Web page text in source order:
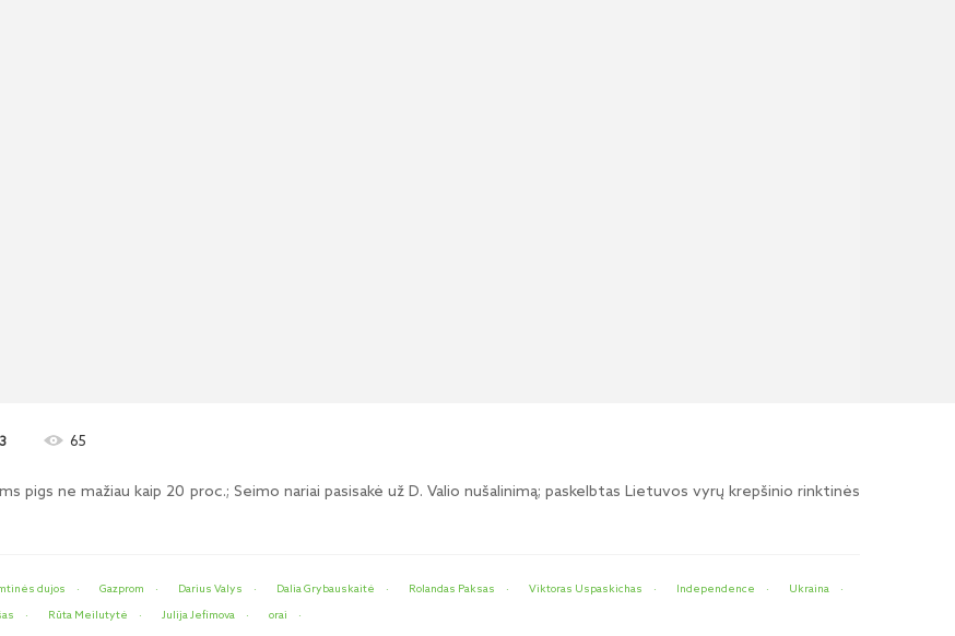
65
pigs ne mažiau kaip 20 proc.; Seimo nariai pasisakė už D. Valio nušalinimą; paskelbtas Lietuvos vyrų krepšinio rinktinės
dujos Gazprom Darius Valys Dalia Grybauskaitė Rolandas Paksas Viktoras Uspaskichas Independence
Ukraina
Rūta Meilutytė Julija Jefimova orai